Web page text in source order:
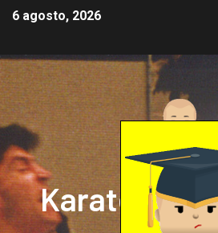
6 agosto, 2026
Karate